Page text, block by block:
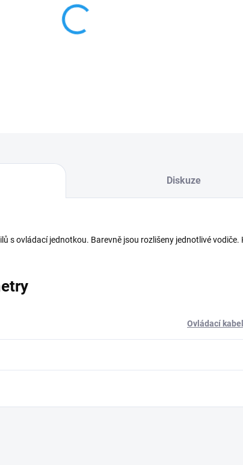
Diskuze
s ovládací jednotkou. Barevně jsou rozlišeny jednotlivé vodiče.
Ovládací